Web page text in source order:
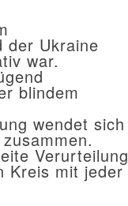
der Ukraine
war.
blindem
wendet sich
Verurteilung
Kreis mit jeder